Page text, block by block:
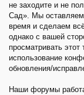
не заходите и не
Сад». Мы оставляем
время и сделаем
однако с вашей
просматривать этот
использование
обновления/
Наши форумы